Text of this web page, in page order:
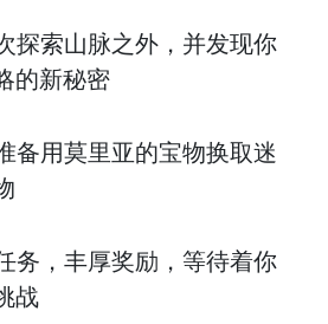
探索山脉之外，并发现你
的新秘密
备用莫里亚的宝物换取迷
务，丰厚奖励，等待着你
战